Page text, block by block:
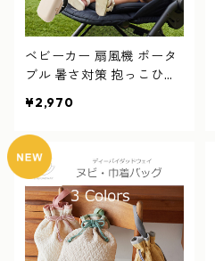
ベビーカー 扇風機 ポータ
ブル 暑さ対策 抱っこひも
¥2,970